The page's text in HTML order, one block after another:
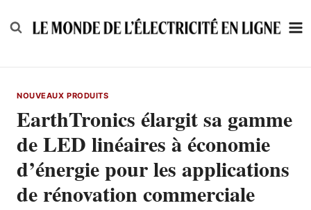
to
NOUVEAUX PRODUITS
EarthTronics élargit sa gamme
de LED linéaires à économie
d’énergie pour les applications
de rénovation commerciale